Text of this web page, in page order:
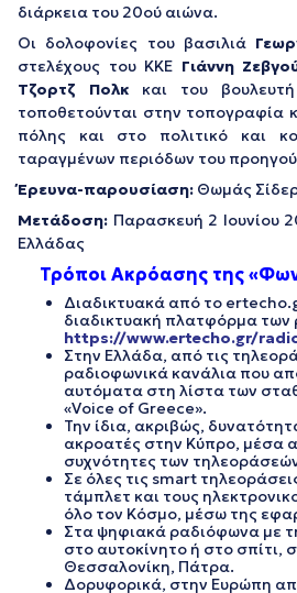
διάρκεια του 20ού αιώνα.
Οι δολοφονίες του βασιλιά
στελέχους του ΚΚΕ Γιάννη
Τζορτζ Πολκ και του βουλευτή
τοποθετούνται στην τοπογραφία
πόλης και στο πολιτικό και
ταραγμένων περιόδων του
Έρευνα-παρουσίαση: Θωμάς
Μετάδοση: Παρασκευή 2 Ιουνίου
Ελλάδας
Τρόποι Ακρόασης της
Διαδικτυακά από το
διαδικτυακή πλατφόρμα
https://www.ertecho.gr/
Στην Ελλάδα, από τις
ραδιοφωνικά κανάλια που
αυτόματα στη λίστα των
«Voice of Greece».
Την ίδια, ακριβώς,
ακροατές στην Κύπρο, μέσα
συχνότητες των
Σε όλες τις smart
τάμπλετ και τους
όλο τον Κόσμο, μέσω της
Στα ψηφιακά ραδιόφωνα με
στο αυτοκίνητο ή στο σπίτι,
Θεσσαλονίκη, Πάτρα.
Δορυφορικά, στην Ευρώπη